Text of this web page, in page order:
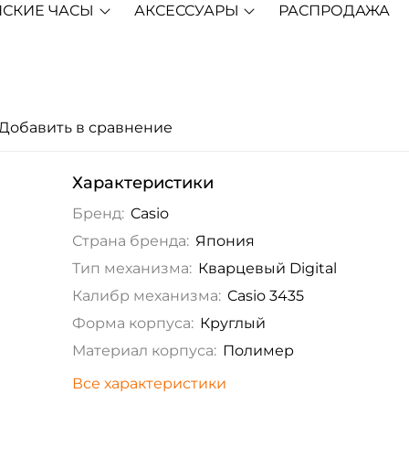
ЧАСЫ АКСЕССУАРЫ РАСПРОДАЖА
Добавить в сравнение
Характеристики
Бренд: Casio
Страна бренда: Япония
Тип механизма: Кварцевый Digital
Калибр механизма: Casio 3435
Форма корпуса: Круглый
Материал корпуса: Полимер
Все характеристики